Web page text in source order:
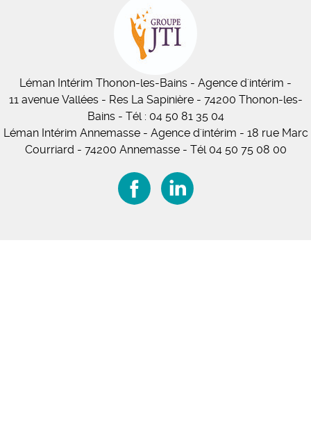
Léman Intérim Thonon-les-Bains - Agence d'intérim -
11avenue Vallées- Res La Sapinière - 74200 Thonon-les-
Bains - Tél : 04 50 81 35 04
Léman Intérim Annemasse - Agence d'intérim - 18 rue Marc
Courriard - 74200 Annemasse - Tél 04 50 75 08 00